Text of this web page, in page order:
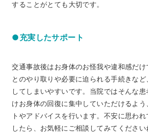
することがとても大切です。
●充実したサポート
交通事故後はお身体のお怪我や違和感だ
とのやり取りや必要に迫られる手続きな
してしまいやすいです。当院ではそんな
けお身体の回復に集中していただけるよ
トやアドバイスを行います。不安に思わ
したら、お気軽にご相談してみてください